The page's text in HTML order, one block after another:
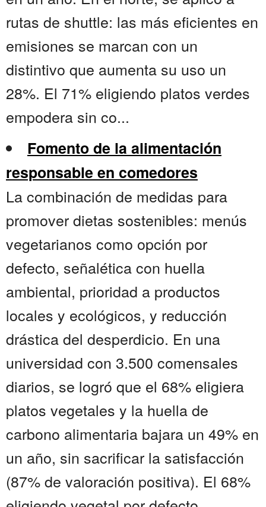
rutas de shuttle: las más eficientes en
emisiones se marcan con un
distintivo que aumenta su uso un
28%. El 71% eligiendo platos verdes
empodera sin co...
Fomento de la alimentación
responsable en comedores
La combinación de medidas para
promover dietas sostenibles: menús
vegetarianos como opción por
defecto, señalética con huella
ambiental, prioridad a productos
locales y ecológicos, y reducción
drástica del desperdicio. En una
universidad con 3.500 comensales
diarios, se logró que el 68% eligiera
platos vegetales y la huella de
carbono alimentaria bajara un 49% en
un año, sin sacrificar la satisfacción
(87% de valoración positiva). El 68%